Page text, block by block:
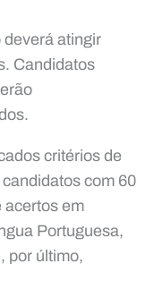
deverá atingir
Candidatos
critérios de
com 60
acertos em
Portuguesa,
por último,